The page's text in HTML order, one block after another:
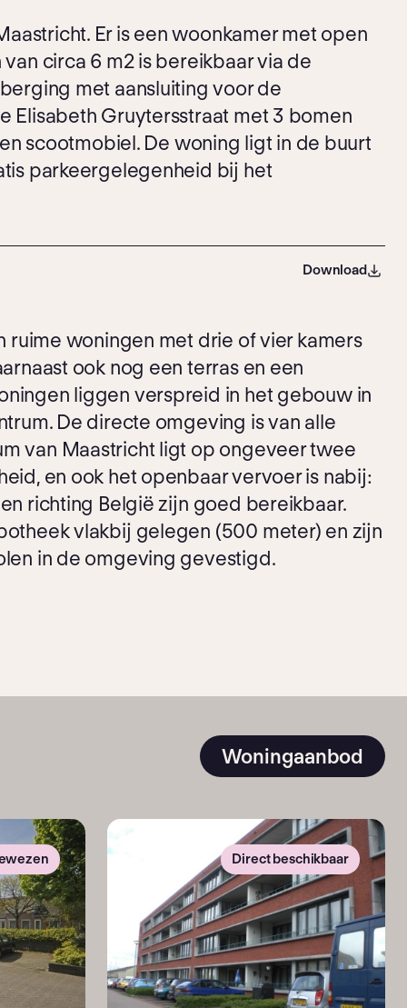
Er is een woonkamer met open
circa 6 m2 is bereikbaar via de
met aansluiting voor de
Elisabeth Gruytersstraat met 3 bomen
scootmobiel. De woning ligt in de buurt
parkeergelegenheid bij het
Download
ruime woningen met drie of vier kamers
ook nog een terras en een
liggen verspreid in het gebouw in
De directe omgeving is van alle
van Maastricht ligt op ongeveer twee
en ook het openbaar vervoer is nabij:
richting België zijn goed bereikbaar.
vlakbij gelegen (500 meter) en zijn
in de omgeving gevestigd.
Woningaanbod
Direct beschikbaar